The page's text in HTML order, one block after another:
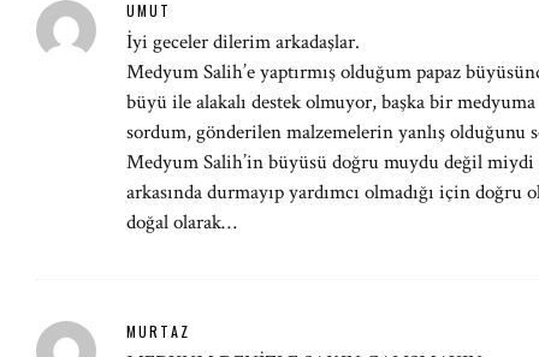
UMUT
İyi geceler dilerim arkadaşlar.
Medyum Salih’e yaptırmış olduğum papaz
büyü ile alakalı destek olmuyor, başka bir
sordum, gönderilen malzemelerin yanlış olduğunu
Medyum Salih’in büyüsü doğru muydu değil miydi
arkasında durmayıp yardımcı olmadığı için
doğal olarak…
MURTAZ